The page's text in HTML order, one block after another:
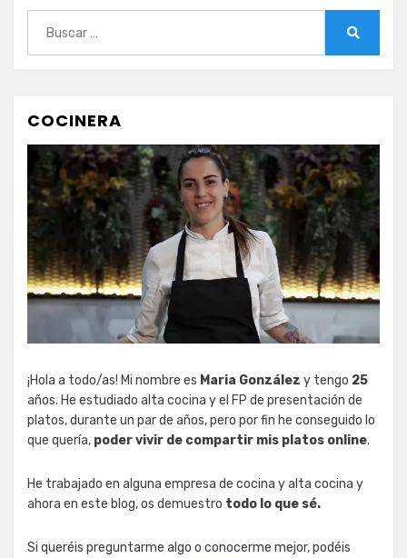
COCINERA
¡Hola a todo/as! Mi nombre es Maria González y tengo 25
años. He estudiado alta cocina y el FP de presentación de
platos, durante un par de años, pero por fin he conseguido lo
que quería, poder vivir de compartir mis platos online.
He trabajado en alguna empresa de cocina y alta cocina y
ahora en este blog, os demuestro todo lo que sé.
Si queréis preguntarme algo o conocerme mejor, podéis